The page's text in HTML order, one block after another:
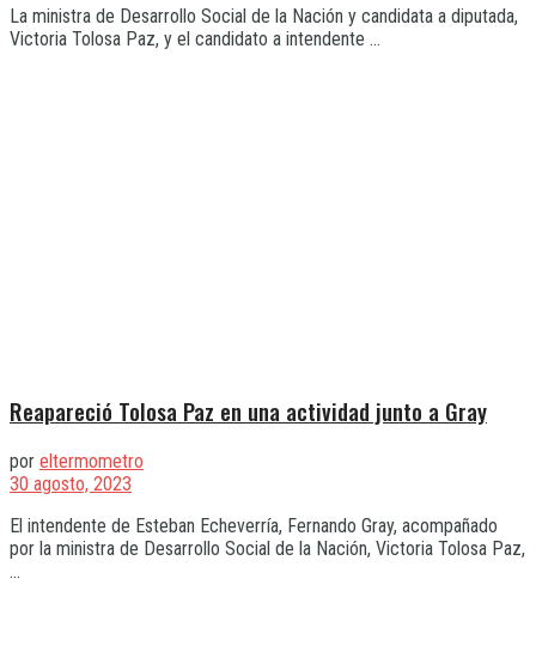
La ministra de Desarrollo Social de la Nación y candidata a diputada,
Victoria Tolosa Paz, y el candidato a intendente ...
Reapareció Tolosa Paz en una actividad junto a Gray
por eltermometro
30 agosto, 2023
El intendente de Esteban Echeverría, Fernando Gray, acompañado
por la ministra de Desarrollo Social de la Nación, Victoria Tolosa Paz,
...